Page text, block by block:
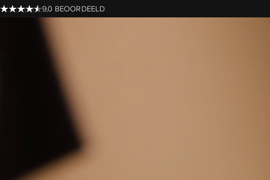
9,0 BEOORDEELD